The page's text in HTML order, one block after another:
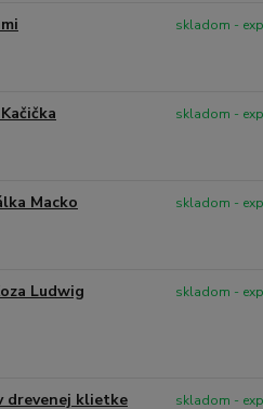
skladom -
skladom -
Macko skladom -
Ludwig skladom -
drevenej klietke skladom -